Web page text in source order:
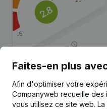
Vous
d’informations
Faites-en plus
Afin d'optimiser votre
Companyweb recueille des
vous utilisez ce site web.